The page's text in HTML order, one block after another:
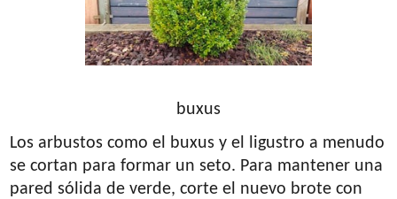
buxus
Los arbustos como el buxus y el ligustro a menudo
se cortan para formar un seto. Para mantener una
pared sólida de verde, corte el nuevo brote con